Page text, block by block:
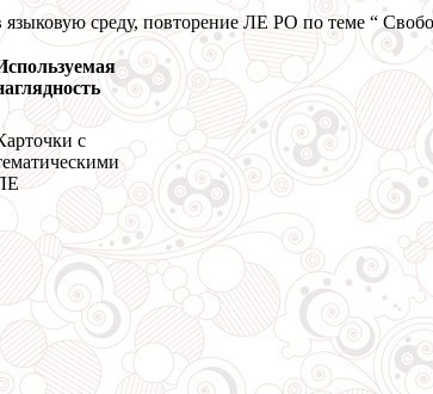
среду, повторение ЛЕ РО по теме “
с